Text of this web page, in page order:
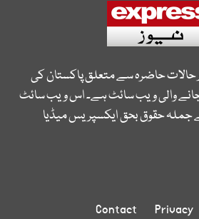
حالات حاضرہ سے متعلق پاکستان کی
والی ویب سائٹ ہے۔ اس ویب سائٹ
جملہ حقوق بحق ایکسپریس میڈیا
Privacy
Contact